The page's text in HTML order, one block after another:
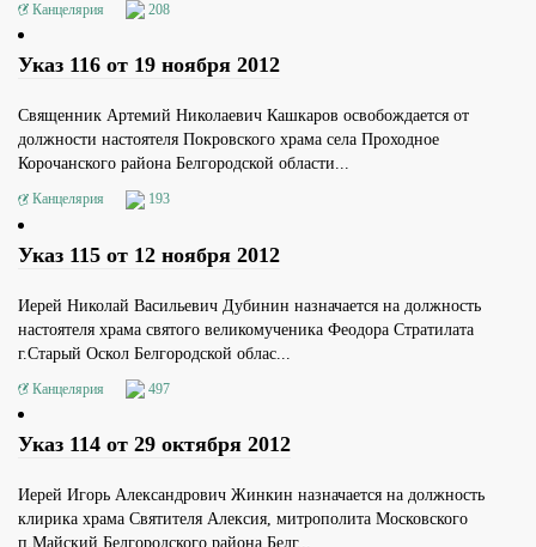
Канцелярия 208
Указ 116 от 19 ноября 2012
Священник Артемий Николаевич Кашкаров освобождается от
должности настоятеля Покровского храма села Проходное
Корочанского района Белгородской области...
Канцелярия 193
Указ 115 от 12 ноября 2012
Иерей Николай Васильевич Дубинин назначается на должность
настоятеля храма святого великомученика Феодора Стратилата
г.Старый Оскол Белгородской облас...
Канцелярия 497
Указ 114 от 29 октября 2012
Иерей Игорь Александрович Жинкин назначается на должность
клирика храма Святителя Алексия, митрополита Московского
п.Майский Белгородского района Белг...